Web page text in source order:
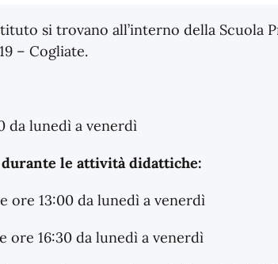
si trovano all’interno della Scuola
– Cogliate.
da lunedì a venerdì
le attività didattiche:
ore 13:00 da lunedì a venerdì
ore 16:30 da lunedì a venerdì